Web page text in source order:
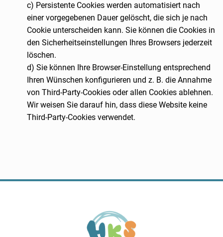
c) Persistente Cookies werden automatisiert nach
einer vorgegebenen Dauer gelöscht, die sich je nach
Cookie unterscheiden kann. Sie können die Cookies in
den Sicherheitseinstellungen Ihres Browsers jederzeit
löschen.
d) Sie können Ihre Browser-Einstellung entsprechend
Ihren Wünschen konfigurieren und z. B. die Annahme
von Third-Party-Cookies oder allen Cookies ablehnen.
Wir weisen Sie darauf hin, dass diese Website keine
Third-Party-Cookies verwendet.